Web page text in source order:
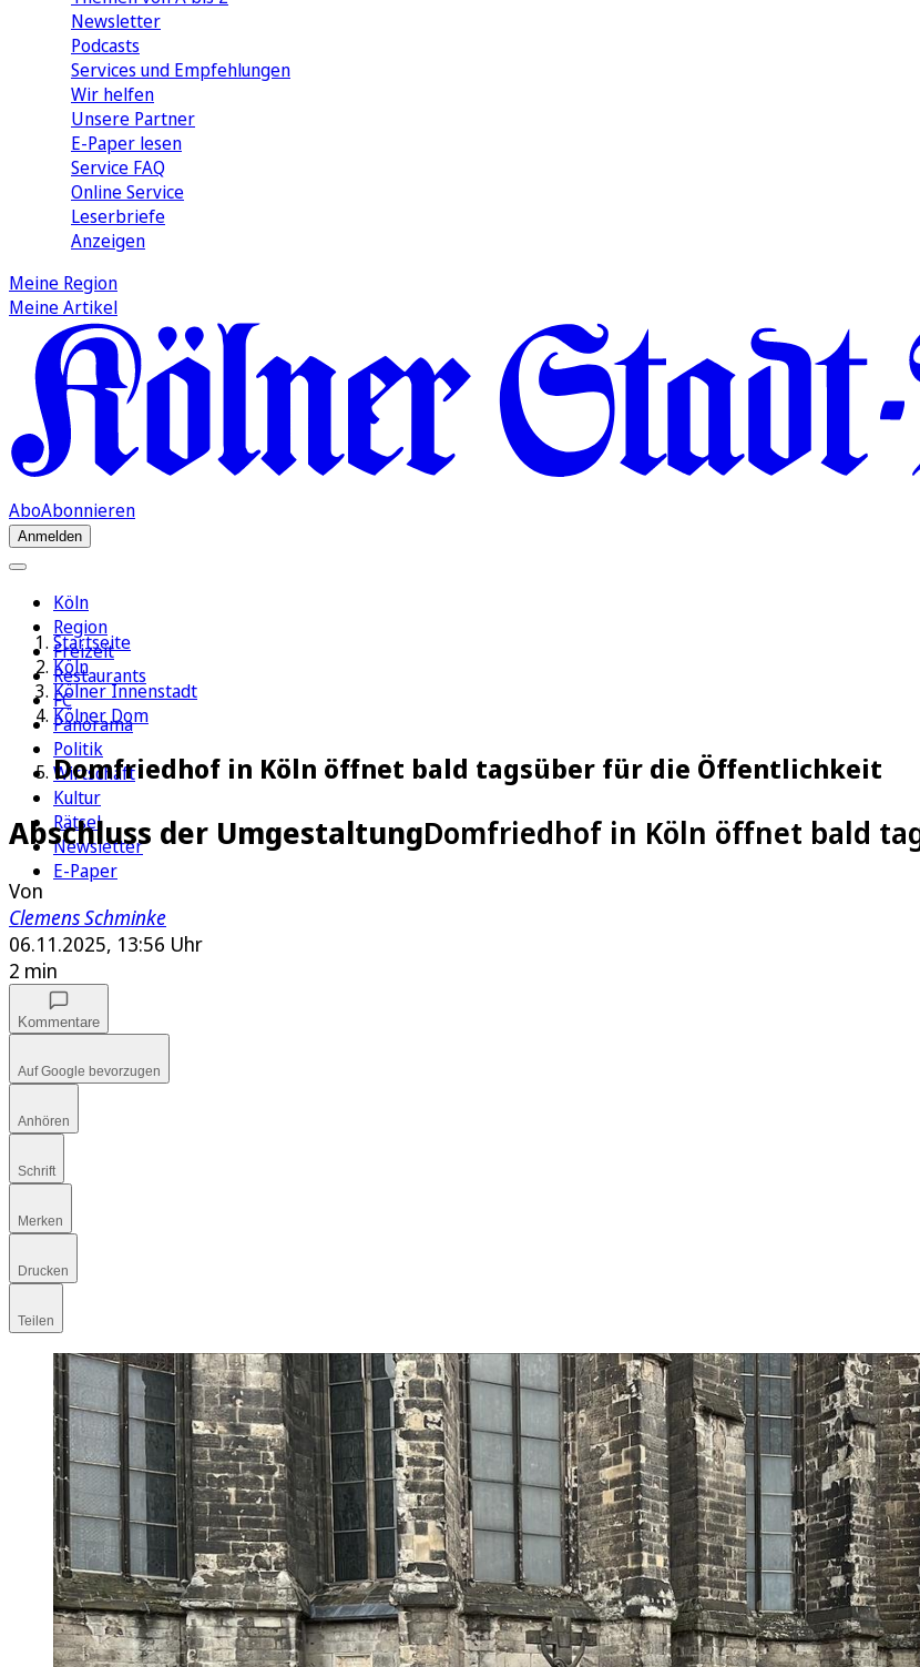
Newsletter
Podcasts
Services und Empfehlungen
Wir helfen
Unsere Partner
E-Paper lesen
Service FAQ
Online Service
Leserbriefe
Anzeigen
Meine Region
Meine Artikel
AboAbonnieren
Anmelden
Köln
Region
Freizeit
Restaurants
FC
Panorama
Politik
Wirtschaft
Kultur
Rätsel
Newsletter
E-Paper
Startseite
Köln
Kölner Innenstadt
Kölner Dom
Domfriedhof in Köln öffnet bald tagsüber für die Öffentlichkeit
Abschluss der UmgestaltungDomfriedhof in Köln öffnet bald
Von
Clemens Schminke
06.11.2025, 13:56 Uhr
2 min
Kommentare
Auf Google bevorzugen
Anhören
Schrift
Merken
Drucken
Teilen